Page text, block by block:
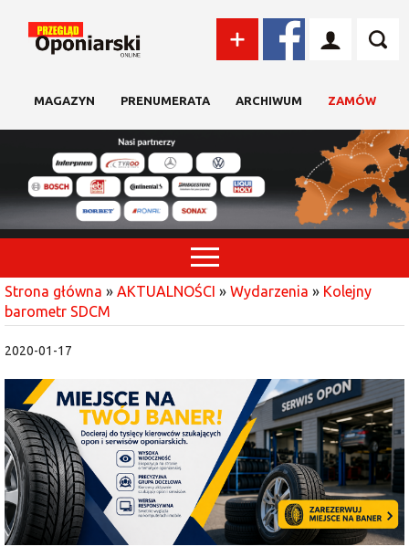
MAGAZYN PRENUMERATA ARCHIWUM ZAMÓW
Strona główna » AKTUALNOŚCI » Wydarzenia » Kolejny
barometr SDCM
2020-01-17